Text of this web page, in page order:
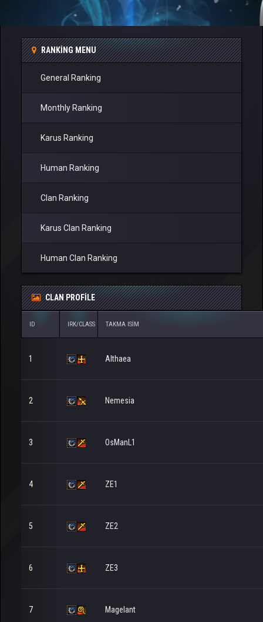
RANKING MENU
General Ranking
Monthly Ranking
Karus Ranking
Human Ranking
Clan Ranking
Karus Clan Ranking
Human Clan Ranking
CLAN PROFILE
ID IRK/CLASS TAKMA ISIM
1 Althaea
2 Nemesia
3 OsManL1
4 ZE1
5 ZE2
6 ZE3
7 Magelant